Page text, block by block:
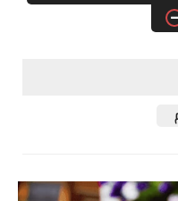
بــ الفيديو
بلوجر